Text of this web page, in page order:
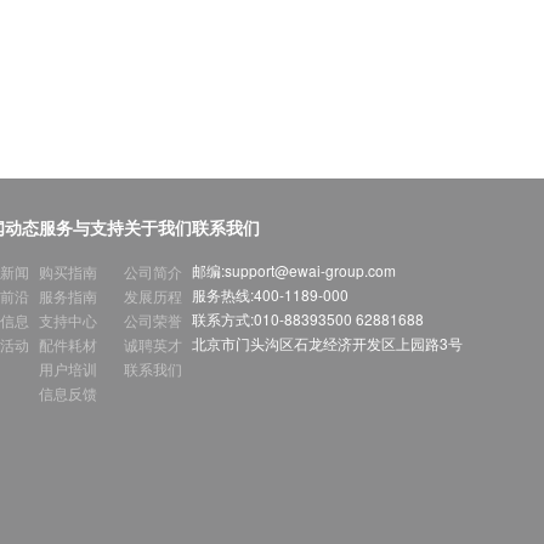
动态
闻
沿
息
动
服务与支持
购买指南
服务指南
支持中心
配件耗材
用户培训
信息反馈
关于我们
公司简介
发展历程
公司荣誉
诚聘英才
联系我们
联系我们
邮编:support@ewai-group.com
服务热线:400-1189-000
联系方式:010-88393500 62881688
北京市门头沟区石龙经济开发区上园路3号